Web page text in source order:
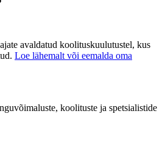
avaldatud koolituskuulutustel, kus
Loe lähemalt või eemalda oma
koolituste ja spetsialistide